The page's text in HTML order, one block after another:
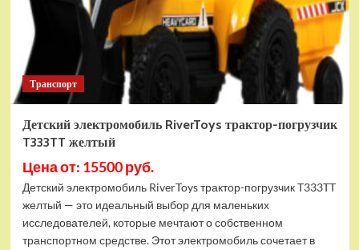
выстрел),
Zecong
Toys
Транспорт
Детский электромобиль RiverToys трактор-погрузчик
T333TT желтый
Цена от: 15500 руб.
Детский электромобиль RiverToys трактор-погрузчик T333TT
желтый — это идеальный выбор для маленьких
исследователей, которые мечтают о собственном
транспортном средстве. Этот электромобиль сочетает в